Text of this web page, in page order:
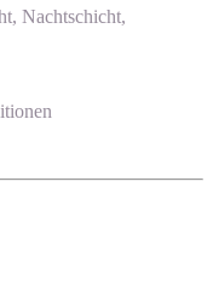
Nachtschicht,